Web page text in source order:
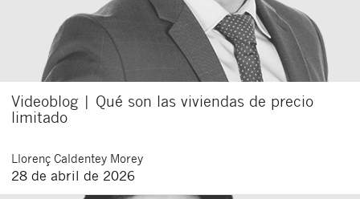
Videoblog | Qué son las viviendas de precio
limitado
Llorenç Caldentey Morey
28 de abril de 2026